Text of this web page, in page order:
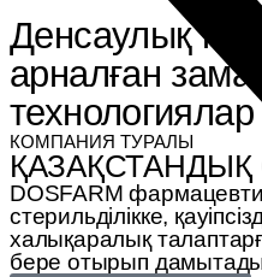
Денсаулық пен
арналған
технологиялар
КОМПАНИЯ ТУРАЛЫ
ҚАЗАҚСТАНДЫҚ
DOSFARM
стерильділікке,
халықаралық
бере отырып